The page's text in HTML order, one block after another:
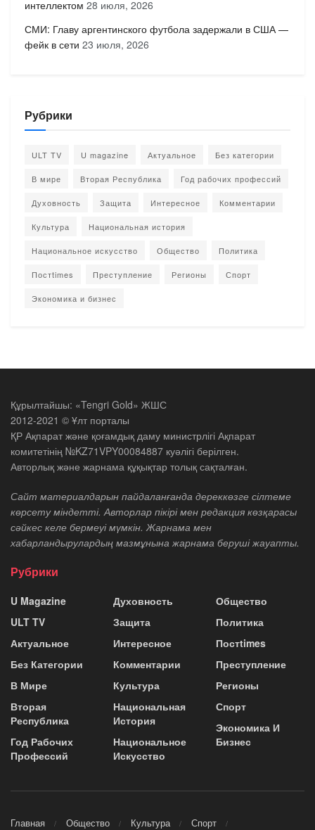
интеллектом 28 июля, 2026
СМИ: Главу аргентинского футбола задержали в США —
фейк в сети 23 июля, 2026
Рубрики
ULT TV U magazine Актуальное Без категории
В мире Вторая Республика Год рабочих профессий
Духовность Защита Интересное Комментарии
Культура Национальная история
Национальное искусство Общество Политика
Постtimes Преступление Регионы Спорт
Экономика и бизнес
Құрылтайшы: «Tengri Gold» ЖШС
2012-2021 © Ұлт порталы
ҚР Ақпарат және қоғамдық даму министрлігі Ақпарат
комитетінің №KZ71VPY00084887 куәлігі берілген.
Авторлық және жарнама құқықтар толық сақталған.
Сайт материалдарын пайдаланғанда дереккөзге сілтеме
көрсету міндетті. Авторлар пікірі мен редакция көзқарасы
сәйкес келе бермеуі мүмкін. Жарнама мен
хабарландырулардың мазмұнына жарнама беруші жауапты.
Рубрики
U Magazine
ULT TV
Актуальное
Без Категории
В Мире
Вторая
Республика
Год Рабочих
Профессий
Духовность
Защита
Интересное
Комментарии
Культура
Национальная
История
Национальное
Искусство
Общество
Политика
Постtimes
Преступление
Регионы
Спорт
Экономика И
Бизнес
Главная Общество Культура Спорт